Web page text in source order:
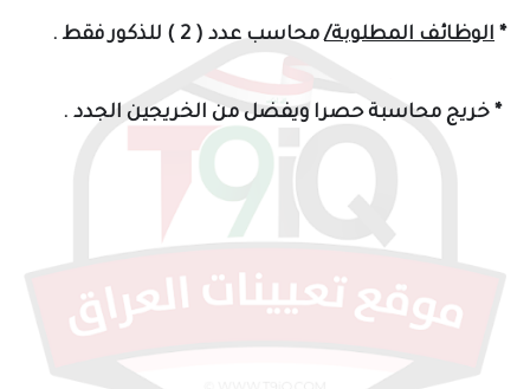
* الوظائف المطلوبة/محاسب عدد ( 2 ) للذكور فقط .
* خريج محاسبة حصرا ويفضل من الخريجين الجدد .